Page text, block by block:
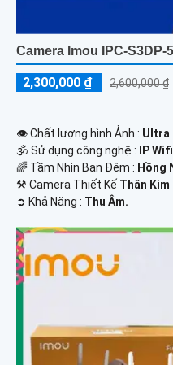
Camera Imou IPC-S3DP-
2,300,000 ₫ 2,600,000 ₫
👁 Chất lượng hình Ảnh : Ultra
🕉️ Sử dụng công nghệ :
IP
🌈 Tầm Nhìn Ban Đêm : Hồng
⚒ Camera Thiết Kế Thân Kim
️➲ Khả Năng : Thu Âm.